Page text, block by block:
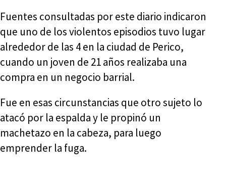
Fuentes consultadas por este diario indicaron
que uno de los violentos episodios tuvo lugar
alrededor de las 4 en la ciudad de Perico,
cuando un joven de 21 años realizaba una
compra en un negocio barrial.
Fue en esas circunstancias que otro sujeto lo
atacó por la espalda y le propinó un
machetazo en la cabeza, para luego
emprender la fuga.